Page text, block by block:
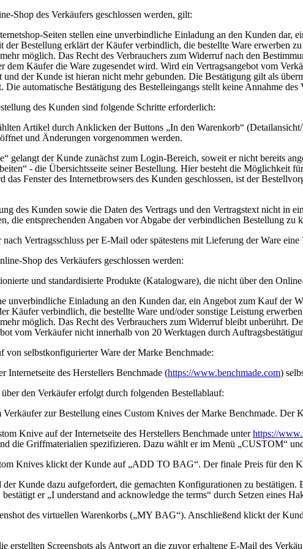
Shop des Verkäufers geschlossen werden, gilt:
Seiten stellen eine unverbindliche Einladung an den Kunden
Bestellung erklärt der Käufer verbindlich, die bestellte Ware erwerben
möglich. Das Recht des Verbrauchers zum Widerruf nach den
dem Käufer die Ware zugesendet wird. Wird ein Vertragsangebot vom
und der Kunde ist hieran nicht mehr gebunden. Die Bestätigung gilt als
automatische Bestätigung des Bestelleingangs stellt keine Annahme
des Kunden sind folgende Schritte erforderlich:
Artikel durch Anklicken der Buttons „In den Warenkorb“
und Änderungen vorgenommen werden.
gelangt der Kunde zunächst zum Login-Bereich, soweit er nicht bereits
- die Übersichtsseite seiner Bestellung. Hier besteht die Möglichkeit
das Fenster des Internetbrowsers des Kunden geschlossen, ist der
des Kunden sowie die Daten des Vertrags und den Vertragstext nicht
die entsprechenden Angaben vor Abgabe der verbindlichen Bestellung zu
Vertragsschluss per E-Mail oder spätestens mit Lieferung der Ware
Shop des Verkäufers geschlossen werden:
und standardisierte Produkte (Katalogware), die nicht über den
unverbindliche Einladung an den Kunden dar, ein Angebot zum Kauf
Käufer verbindlich, die bestellte Ware und/oder sonstige Leistung
möglich. Das Recht des Verbrauchers zum Widerruf bleibt unberührt.
vom Verkäufer nicht innerhalb von 20 Werktagen durch
selbstkonfigurierter Ware der Marke Benchmade:
des Herstellers Benchmade (https://www.benchmade.com)
den Verkäufer erfolgt durch folgenden Bestellablauf:
zur Bestellung eines Custom Knives der Marke Benchmade.
Knive auf der Internetseite des Herstellers Benchmade unterhttps://
die Griffmaterialien spezifizieren. Dazu wählt er im Menü „CUSTOM“
Knives klickt der Kunde auf „ADD TO BAG“. Der finale Preis für den
Kunde dazu aufgefordert, die gemachten Konfigurationen zu
er „I understand and acknowledge the terms“ durch Setzen eines
des virtuellen Warenkorbs („MY BAG“). Anschließend klickt der
erstellten Screenshots als Antwort an die zuvor erhaltene E-Mail des